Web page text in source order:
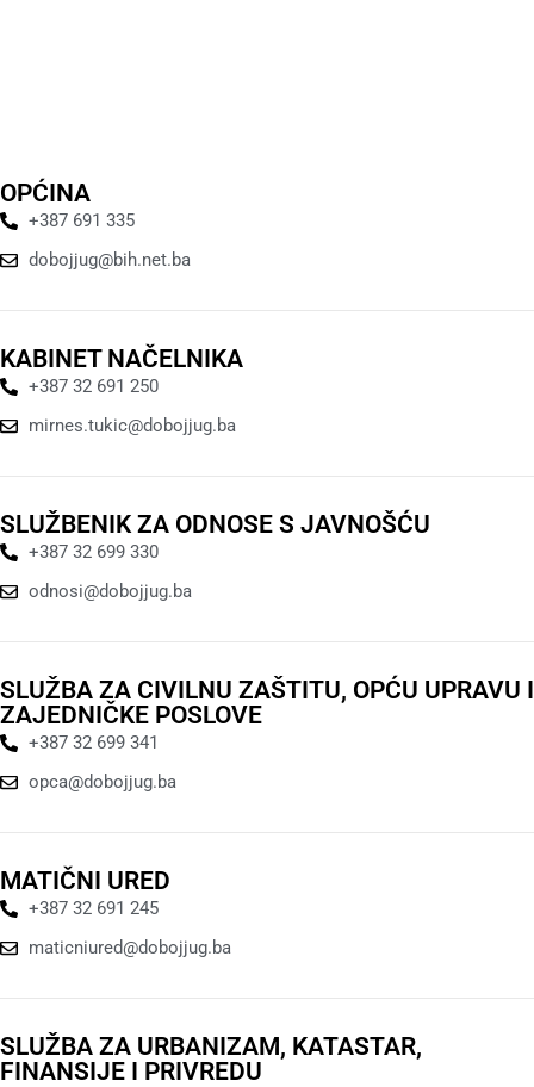
OPĆINA
+387 691 335
dobojjug@bih.net.ba
KABINET NAČELNIKA
+387 32 691 250
mirnes.tukic@dobojjug.ba
SLUŽBENIK ZA ODNOSE S JAVNOŠĆU
+387 32 699 330
odnosi@dobojjug.ba
SLUŽBA ZA CIVILNU ZAŠTITU, OPĆU UPRAVU I
ZAJEDNIČKE POSLOVE
+387 32 699 341
opca@dobojjug.ba
MATIČNI URED
+387 32 691 245
maticniured@dobojjug.ba
SLUŽBA ZA URBANIZAM, KATASTAR,
FINANSIJE I PRIVREDU